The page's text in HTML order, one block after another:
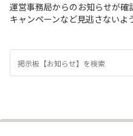
運営事務局からのお知らせが確
キャンペーンなど見逃さないよ